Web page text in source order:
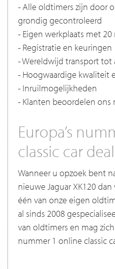
- Alle oldtimers zijn door
grondig gecontroleerd
- Eigen werkplaats met
- Registratie en keuringen
- Wereldwijd transport tot
- Hoogwaardige kwaliteit
- Inruilmogelijkheden
- Klanten beoordelen ons
Europa’s
classic car
Wanneer u opzoek bent
nieuwe Jaguar XK120
één van onze eigen
al sinds 2008
van oldtimers en mag zich
nummer 1 online classic